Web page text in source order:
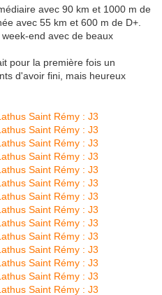
avec 90 km et 1000 m de
avec 55 km et 600 m de D+.
end avec de beaux
pour la première fois un
d'avoir fini, mais heureux